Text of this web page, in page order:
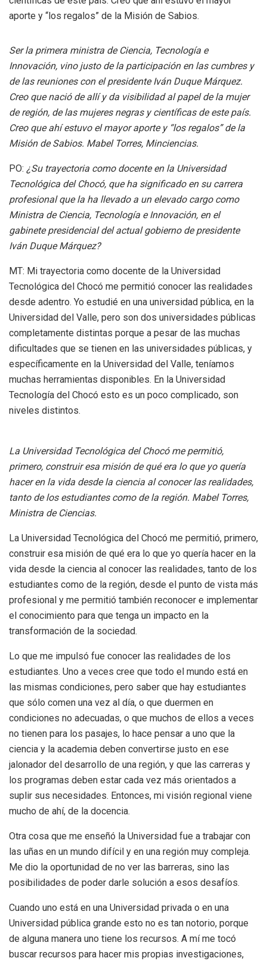
aporte y “los regalos” de la Misión de Sabios.
Ser la primera ministra de Ciencia, Tecnología e
Innovación, vino justo de la participación en las cumbres y
de las reuniones con el presidente Iván Duque Márquez.
Creo que nació de allí y da visibilidad al papel de la mujer
de región, de las mujeres negras y científicas de este país.
Creo que ahí estuvo el mayor aporte y “los regalos” de la
Misión de Sabios. Mabel Torres, Minciencias.
PO: ¿Su trayectoria como docente en la Universidad
Tecnológica del Chocó, que ha significado en su carrera
profesional que la ha llevado a un elevado cargo como
Ministra de Ciencia, Tecnología e Innovación, en el
gabinete presidencial del actual gobierno de presidente
Iván Duque Márquez?
MT: Mi trayectoria como docente de la Universidad
Tecnológica del Chocó me permitió conocer las realidades
desde adentro. Yo estudié en una universidad pública, en la
Universidad del Valle, pero son dos universidades públicas
completamente distintas porque a pesar de las muchas
dificultades que se tienen en las universidades públicas, y
específicamente en la Universidad del Valle, teníamos
muchas herramientas disponibles. En la Universidad
Tecnología del Chocó esto es un poco complicado, son
niveles distintos.
La Universidad Tecnológica del Chocó me permitió,
primero, construir esa misión de qué era lo que yo quería
hacer en la vida desde la ciencia al conocer las realidades,
tanto de los estudiantes como de la región. Mabel Torres,
Ministra de Ciencias.
La Universidad Tecnológica del Chocó me permitió, primero,
construir esa misión de qué era lo que yo quería hacer en la
vida desde la ciencia al conocer las realidades, tanto de los
estudiantes como de la región, desde el punto de vista más
profesional y me permitió también reconocer e implementar
el conocimiento para que tenga un impacto en la
transformación de la sociedad.
Lo que me impulsó fue conocer las realidades de los
estudiantes. Uno a veces cree que todo el mundo está en
las mismas condiciones, pero saber que hay estudiantes
que sólo comen una vez al día, o que duermen en
condiciones no adecuadas, o que muchos de ellos a veces
no tienen para los pasajes, lo hace pensar a uno que la
ciencia y la academia deben convertirse justo en ese
jalonador del desarrollo de una región, y que las carreras y
los programas deben estar cada vez más orientados a
suplir sus necesidades. Entonces, mi visión regional viene
mucho de ahí, de la docencia.
Otra cosa que me enseñó la Universidad fue a trabajar con
las uñas en un mundo difícil y en una región muy compleja.
Me dio la oportunidad de no ver las barreras, sino las
posibilidades de poder darle solución a esos desafíos.
Cuando uno está en una Universidad privada o en una
Universidad pública grande esto no es tan notorio, porque
de alguna manera uno tiene los recursos. A mí me tocó
buscar recursos para hacer mis propias investigaciones,